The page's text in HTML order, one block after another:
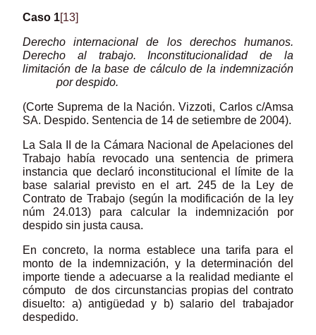
Caso 1[13]
Derecho internacional de los derechos humanos.
Derecho al trabajo. Inconstitucionalidadde la
limitación de la base de cálculo de la indemnización
por despido.
(Corte Suprema de la Nación. Vizzoti, Carlos c/Amsa
SA. Despido. Sentencia de 14 de setiembre de 2004).
La Sala II de la Cámara Nacional de Apelaciones del
Trabajo había revocado una sentencia de primera
instancia que declaró inconstitucional el límite de la
base salarial previsto en el art. 245 de la Ley de
Contrato de Trabajo (según la modificación de la ley
núm 24.013) para calcular la indemnización por
despido sin justa causa.
En concreto, la norma establece una tarifa para el
monto de la indemnización, y la determinación del
importe tiende a adecuarse a la realidad mediante el
cómputo de dos circunstancias propias del contrato
disuelto: a) antigüedad y b) salario del trabajador
despedido.